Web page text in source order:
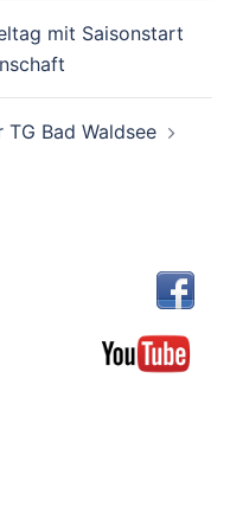
mit Saisonstart
Bad Waldsee